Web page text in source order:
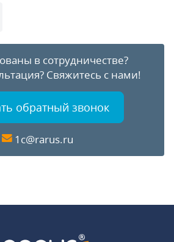
в сотрудничестве?
Свяжитесь с нами!
обратный звонок
1c@rarus.ru